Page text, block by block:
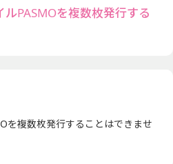
PASMOを複数枚発行する
を複数枚発行することはできませ